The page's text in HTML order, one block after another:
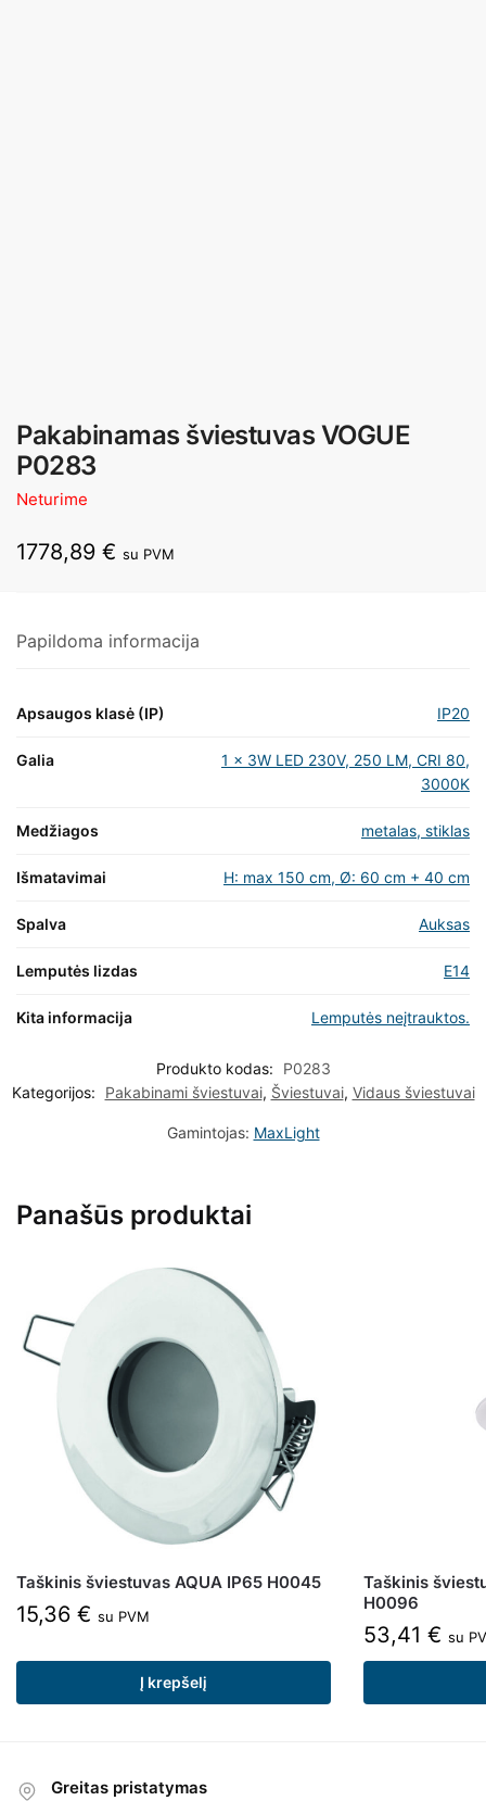
Pakabinamas šviestuvas VOGUE
P0283
Neturime
1778,89 € su PVM
Papildoma informacija
Apsaugos klasė (IP) IP20
Galia
1 x 3W LED 230V, 250 LM, CRI 80,
3000K
Medžiagos metalas, stiklas
Išmatavimai H: max 150 cm, Ø: 60 cm + 40 cm
Spalva Auksas
Lemputės lizdas E14
Kita informacija Lemputės neįtrauktos.
Produkto kodas:
P0283
Kategorijos:
Pakabinami šviestuvai, Šviestuvai, Vidaus šviestuvai
Gamintojas: MaxLight
Panašūs produktai
Taškinis šviestuvas AQUA IP65 H0045
15,36 € su PVM
Į krepšelį
Taškinis
H0096
53,41 € su
Greitas pristatymas